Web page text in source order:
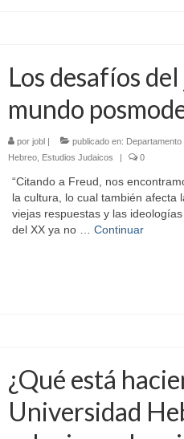
Los desafíos
mundo
por jobl| publicado en:
Hebreo, Estudios Judaicos | 0
“Citando a Freud, nos
la cultura, lo cual también afecta
viejas respuestas y las
del XX ya no … Continuar
¿Qué está
Universidad